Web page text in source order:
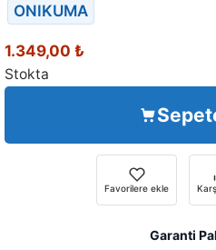
ONIKUMA
1.349,00 ₺
Stokta
Favorilere ekle
Garanti